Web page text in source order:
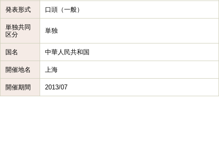
発表形式 口頭（一般）
単独共同
区分
単独
国名 中華人民共和国
開催地名 上海
開催期間 2013/07